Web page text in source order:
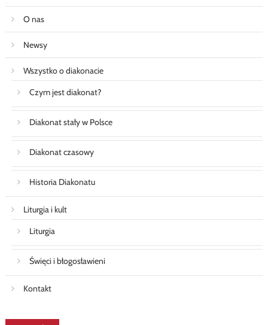
O nas
Newsy
Wszystko o diakonacie
Czym jest diakonat?
Diakonat stały w Polsce
Diakonat czasowy
Historia Diakonatu
Liturgia i kult
Liturgia
Święci i błogosławieni
Kontakt